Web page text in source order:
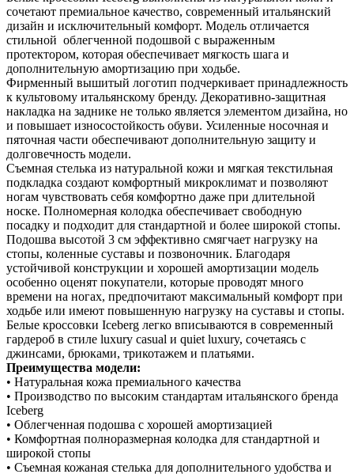
сочетают премиальное качество, современный итальянский
дизайн и исключительный комфорт. Модель отличается
стильной облегченной подошвой с выраженным
протектором, которая обеспечивает мягкость шага и
дополнительную амортизацию при ходьбе.
Фирменный вышитый логотип подчеркивает принадлежность
к культовому итальянскому бренду. Декоративно-защитная
накладка на заднике не только является элементом дизайна, но
и повышает износостойкость обуви. Усиленные носочная и
пяточная части обеспечивают дополнительную защиту и
долговечность модели.
Съемная стелька из натуральной кожи и мягкая текстильная
подкладка создают комфортный микроклимат и позволяют
ногам чувствовать себя комфортно даже при длительной
носке. Полномерная колодка обеспечивает свободную
посадку и подходит для стандартной и более широкой стопы.
Подошва высотой 3 см эффективно смягчает нагрузку на
стопы, коленные суставы и позвоночник. Благодаря
устойчивой конструкции и хорошей амортизации модель
особенно оценят покупатели, которые проводят много
времени на ногах, предпочитают максимальный комфорт при
ходьбе или имеют повышенную нагрузку на суставы и стопы.
Белые кроссовки Iceberg легко вписываются в современный
гардероб в стиле luxury casual и quiet luxury, сочетаясь с
джинсами, брюками, трикотажем и платьями.
Преимущества модели:
• Натуральная кожа премиального качества
• Производство по высоким стандартам итальянского бренда
Iceberg
• Облегченная подошва с хорошей амортизацией
• Комфортная полноразмерная колодка для стандартной и
широкой стопы
• Съемная кожаная стелька для дополнительного удобства и